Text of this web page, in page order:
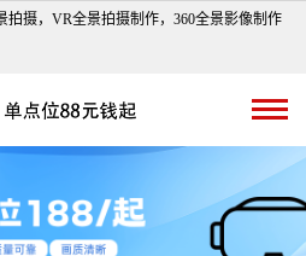
拍摄，VR全景拍摄制作，360全景影像制作